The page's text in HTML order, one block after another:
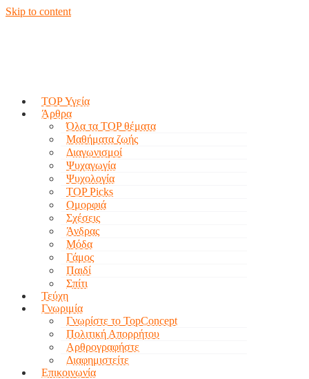
Skip to content
TOP Υγεία
Άρθρα
Όλα τα TOP θέματα
Μαθήματα ζωής
Διαγωνισμοί
Ψυχαγωγία
Ψυχολογία
TOP Picks
Ομορφιά
Σχέσεις
Άνδρας
Μόδα
Γάμος
Παιδί
Σπίτι
Τεύχη
Γνωριμία
Γνωρίστε το TopConcept
Πολιτική Απορρήτου
Αρθρογραφήστε
Διαφημιστείτε
Επικοινωνία